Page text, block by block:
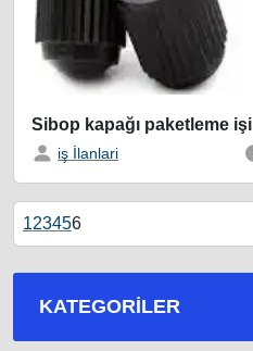
Sibop kapağı paketleme işi
iş İlanlari
123456
KATEGORILER